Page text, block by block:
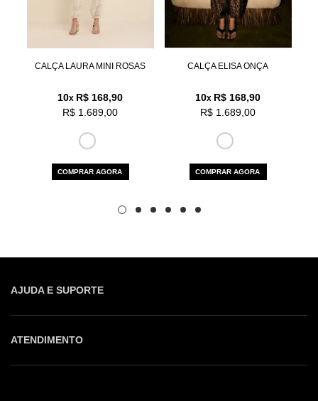
Aceito os termos e polí­ticas de privacidade
CALÇA LAURA MINI ROSAS
10x R$ 168,90
R$ 1.689,00
COMPRAR AGORA
CALÇA ELISA ONÇA
10x R$ 168,90
R$ 1.689,00
COMPRAR AGORA
AJUDA E SUPORTE
ATENDIMENTO